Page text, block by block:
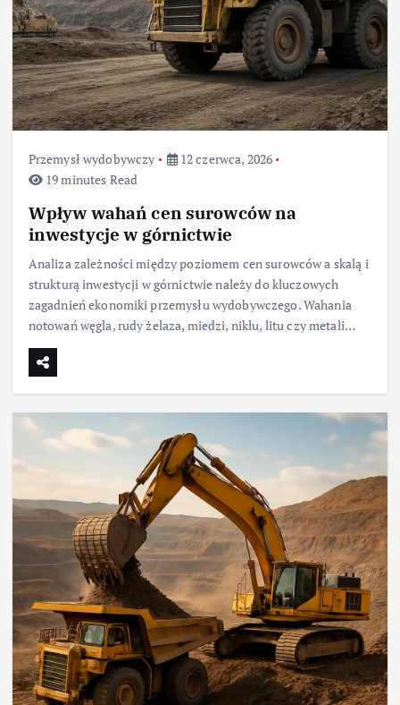
Przemysł wydobywczy
12 czerwca, 2026
19 minutes Read
Wpływ wahań cen surowców na
inwestycje w górnictwie
Analiza zależności między poziomem cen surowców a skalą i
strukturą inwestycji w górnictwie należy do kluczowych
zagadnień ekonomiki przemysłu wydobywczego. Wahania
notowań węgla, rudy żelaza, miedzi, niklu, litu czy metali…